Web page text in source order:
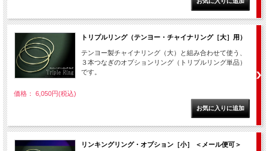
トリプルリング（テンヨー・チャイナリング［大］用）
テンヨー製チャイナリング（大）と組み合わせて使う、
３本つなぎのオプションリング（トリプルリング単品）
です。
価格： 6,050円(税込)
リンキングリング・オプション［小］ ＜メール便可＞